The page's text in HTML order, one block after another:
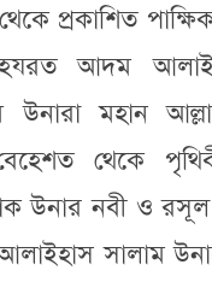
প্রকাশিত
আদম
মহান
থেকে
পাক উনার নবী ও
সালাম